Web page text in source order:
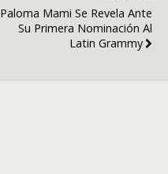
Paloma Mami Se Revela Ante
Su Primera Nominación Al
Latin Grammy